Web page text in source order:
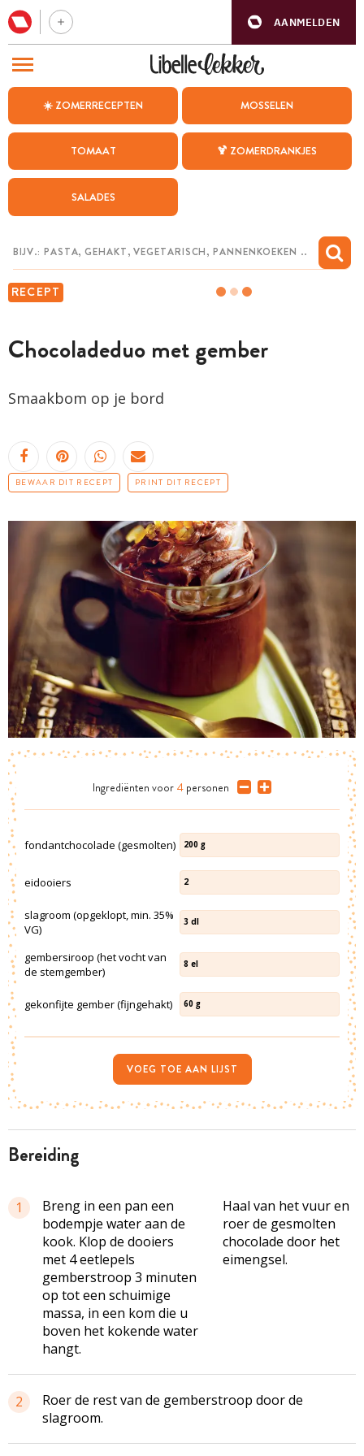
AANMELDEN
☀️ ZOMERRECEPTEN MOSSELEN
TOMAAT 🍹 ZOMERDRANKJES
SALADES
RECEPT
Chocoladeduo met gember
Smaakbom op je bord
BEWAAR DIT RECEPT PRINT DIT RECEPT
bereiding
1
Breng in een pan een
bodempje water aan de
kook. Klop de dooiers
met 4 eetlepels
gemberstroop 3 minuten
op tot een schuimige
massa, in een kom die u
boven het kokende water
hangt.
Haal van het vuur en
roer de gesmolten
chocolade door het
eimengsel.
2
Roer de rest van de gemberstroop door de
slagroom.
Ingrediënten voor 4 personen
fondantchocolade (gesmolten) 200 g
eidooiers 2
slagroom (opgeklopt, min. 35%
VG)
3 dl
gembersiroop (het vocht van
de stemgember)
8 el
gekonfijte gember (fijngehakt) 60 g
VOEG TOE AAN LIJST
BEZOEK ONZE ANDERE WEBSITES
WEEKMENU
CHAT MET MAIA
MIJN BEWAARDE RECEPTEN